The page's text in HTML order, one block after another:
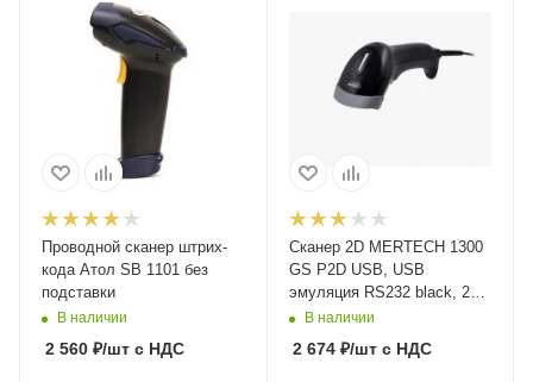
Проводной сканер штрих-
кода Атол SB 1101 без
подставки
В наличии
2 560 ₽/шт с НДС
Сканер 2D MERTECH 1300
GS P2D USB, USB
эмуляция RS232 black, 2m
cableВ наличии
2 674₽/штс НДС